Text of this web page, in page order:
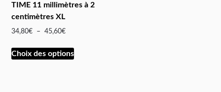
TIME 11 millimètres à 2
centimètres XL
34,80€ – 45,60€
Choix des options